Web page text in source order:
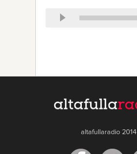
altafullaradio 2014